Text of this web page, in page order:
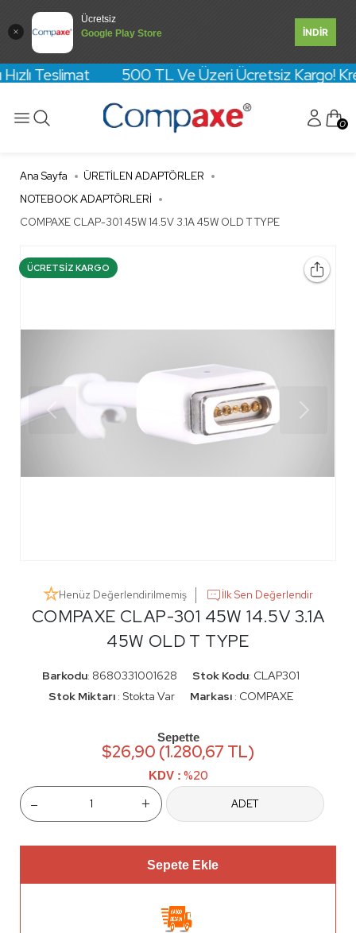
Ücretsiz
Google Play Store
İNDİR
Teslimat 500 TL Ve Üzeri Ücretsiz Kargo!
0
Ana Sayfa
ÜRETİLEN ADAPTÖRLER
NOTEBOOK ADAPTÖRLERİ
COMPAXE CLAP-301 45W 14.5V 3.1A 45W OLD T TYPE
ÜCRETSIZ KARGO
COMPAXE CLAP-301 45W 14.5V 3.1A
45W OLD T TYPE
Henüz Değerlendirilmemiş İlk Sen Değerlendir
Barkodu: 8680331001628 Stok Kodu: CLAP301
Stok Miktarı : Stokta Var Markası : COMPAXE
Sepette
$26,90 (1.280,67 TL)
KDV : %20
- + ADET
Sepete Ekle